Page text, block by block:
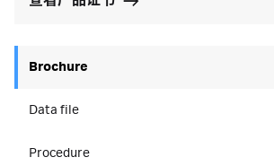
Brochure
Data file
Procedure